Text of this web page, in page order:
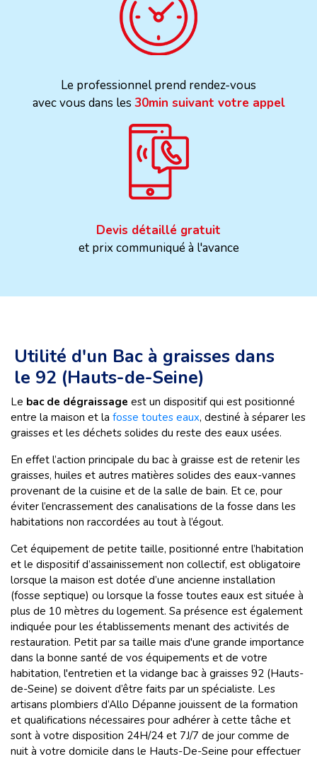
Le professionnel prend rendez-vous
avec vous dans les 30min suivant votre appel
Devis détaillé gratuit
et prix communiqué à l'avance
Utilité d'un Bac à graisses dans
le 92 (Hauts-de-Seine)
Le bac de dégraissage est un dispositif qui est positionné
entre la maison et la fosse toutes eaux, destiné à séparer les
graisses et les déchets solides du reste des eaux usées.
En effet l’action principale du bac à graisse est de retenir les
graisses, huiles et autres matières solides des eaux-vannes
provenant de la cuisine et de la salle de bain. Et ce, pour
éviter l’encrassement des canalisations de la fosse dans les
habitations non raccordées au tout à l’égout.
Cet équipement de petite taille, positionné entre l’habitation
et le dispositif d’assainissement non collectif, est obligatoire
lorsque la maison est dotée d’une ancienne installation
(fosse septique) ou lorsque la fosse toutes eaux est située à
plus de 10 mètres du logement. Sa présence est également
indiquée pour les établissements menant des activités de
restauration. Petit par sa taille mais d'une grande importance
dans la bonne santé de vos équipements et de votre
habitation, l'entretien et la vidange bac à graisses 92 (Hauts-
de-Seine) se doivent d’être faits par un spécialiste. Les
artisans plombiers d’Allo Dépanne jouissent de la formation
et qualifications nécessaires pour adhérer à cette tâche et
sont à votre disposition 24H/24 et 7J/7 de jour comme de
nuit à votre domicile dans le Hauts-De-Seine pour effectuer